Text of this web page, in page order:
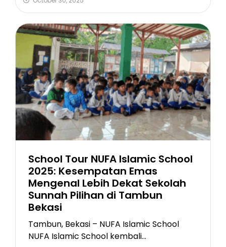
School Tour NUFA Islamic School
2025: Kesempatan Emas
Mengenal Lebih Dekat Sekolah
Sunnah Pilihan di Tambun
Bekasi
Tambun, Bekasi – NUFA Islamic School
NUFA Islamic School kembali...